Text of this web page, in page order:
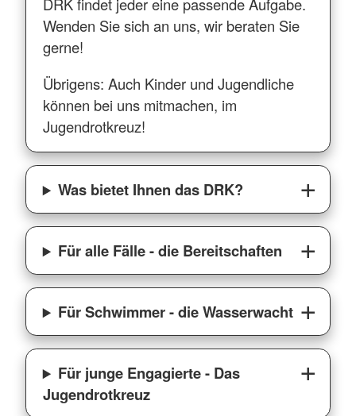
DRK findet jeder eine passende Aufgabe.
Wenden Sie sich an uns, wir beraten Sie
gerne!
Übrigens: Auch Kinder und Jugendliche
können bei uns mitmachen, im
Jugendrotkreuz!
Was bietet Ihnen das DRK?
Für alle Fälle - die Bereitschaften
Für Schwimmer - die Wasserwacht
Für junge Engagierte - Das
Jugendrotkreuz